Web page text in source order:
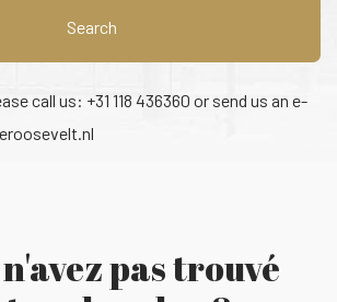
Search
call us: +31 118 436360 or send us an e-
pas trouvé